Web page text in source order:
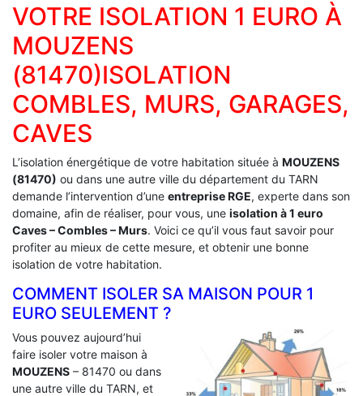
VOTRE ISOLATION 1 EURO À
MOUZENS
(81470)ISOLATION
COMBLES, MURS, GARAGES,
CAVES
L’isolation énergétique de votre habitation située à MOUZENS
(81470) ou dans une autre ville du département du TARN
demande l’intervention d’une entreprise RGE, experte dans son
domaine, afin de réaliser, pour vous, une isolation à 1 euro
Caves – Combles – Murs. Voici ce qu’il vous faut savoir pour
profiter au mieux de cette mesure, et obtenir une bonne
isolation de votre habitation.
COMMENT ISOLER SA MAISON POUR 1
EURO SEULEMENT ?
Vous pouvez aujourd’hui
faire isoler votre maison à
MOUZENS – 81470 ou dans
une autre ville du TARN, et